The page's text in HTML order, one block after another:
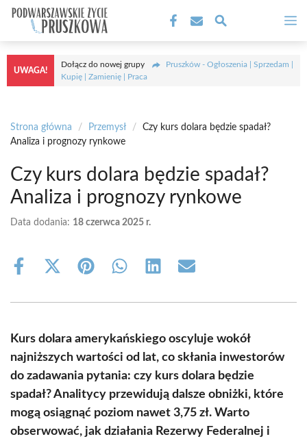
Przejdź
treści
UWAGA!
Dołącz do nowej grupy
Pruszków - Ogłoszenia | Sprzedam |
Kupię | Zamienię | Praca
Strona główna / Przemysł /
Czy kurs dolara będzie spadał?
Analiza i prognozy rynkowe
Czy kurs dolara będzie spadał?
Analiza i prognozy rynkowe
Data dodania: 18 czerwca 2025 r.
Share
Share
(Twitter)
Share Share Share Share
Kurs dolara amerykańskiego oscyluje wokół
najniższych wartości od lat, co skłania inwestorów
do zadawania pytania: czy kurs dolara będzie
spadał? Analitycy przewidują dalsze obniżki, które
mogą osiągnąć poziom nawet 3,75 zł. Warto
obserwować, jak działania Rezerwy Federalnej i